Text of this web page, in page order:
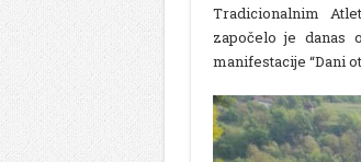
Tradicionalnim
započelo je danas
manifestacije “Dani